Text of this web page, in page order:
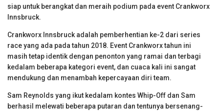
siap untuk berangkat dan meraih podium pada event Crankworx
Innsbruck.
Crankworx Innsbruck adalah pemberhentian ke-2 dari series
race yang ada pada tahun 2018. Event Crankworx tahun ini
masih tetap identik dengan penonton yang ramai dan terbagi
kedalam beberapa kategori event, dan cuaca kali ini sangat
mendukung dan menambah kepercayaan diri team.
Sam Reynolds yang ikut kedalam kontes Whip-Off dan Sam
berhasil melewati beberapa putaran dan tentunya bersenang-